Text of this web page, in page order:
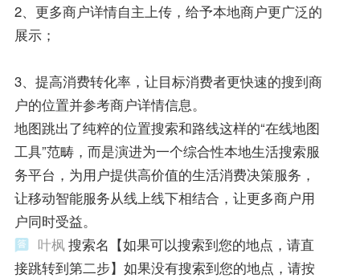
2、更多商户详情自主上传，给予本地商户更广泛的
展示；
3、提高消费转化率，让目标消费者更快速的搜到商
户的位置并参考商户详情信息。
地图跳出了纯粹的位置搜索和路线这样的“在线地图
工具”范畴，而是演进为一个综合性本地生活搜索服
务平台，为用户提供高价值的生活消费决策服务，
让移动智能服务从线上线下相结合，让更多商户用
户同时受益。
叶枫搜索名【如果可以搜索到您的地点，请直
接跳转到第二步】如果没有搜索到您的地点，请按